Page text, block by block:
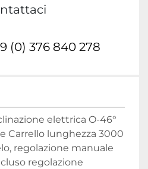
(0) 376 840 278
elettrica O-46°
Carrello lunghezza 3000
regolazione manuale
regolazione